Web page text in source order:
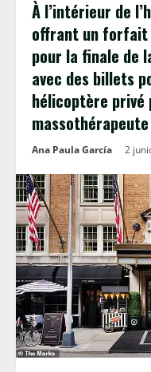
À l’intérieur de
offrant un forfait
pour la finale de
avec des billets
hélicoptère privé
Ana Paula García 2